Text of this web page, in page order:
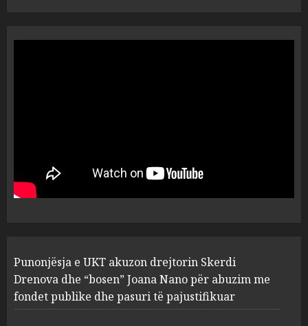
1
“bosen” Joana Nano për
abuzim me fondet publike dhe
pasuri të pajustifikuar
2
Apolonia- Gramshi, nis
procedim penal për Koço
Kokëdhimën (VIDEO)
MARCH 27, 2025
Punonjësja e UKT akuzon drejtorin Skerdi
Drenova dhe “bosen” Joana Nano për abuzim me
fondet publike dhe pasuri të pajustifikuar